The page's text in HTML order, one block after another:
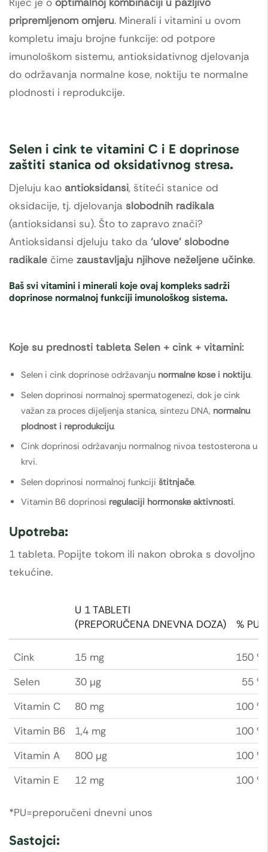
pripremljenom omjeru. Minerali i vitamini u ovom
kompletu imaju brojne funkcije: od potpore
imunološkom sistemu, antioksidativnog djelovanja
do održavanja normalne kose, noktiju te normalne
plodnosti i reprodukcije.
Selen i cink te vitamini C i E doprinose
zaštiti stanica od oksidativnog stresa.
Djeluju kao antioksidansi, štiteći stanice od
oksidacije, tj. djelovanja slobodnih radikala
(antioksidansi su). Što to zapravo znači?
Antioksidansi djeluju tako da ‘ulove’ slobodne
radikale čime zaustavljaju njihove neželjene učinke.
Baš svi vitamini i minerali koje ovaj kompleks sadrži
doprinose normalnoj funkciji imunološkog sistema.
Koje su prednosti tableta Selen + cink + vitamini:
Selen i cink doprinose održavanju normalne kose i noktiju.
Selen doprinosi normalnoj spermatogenezi, dok je cink
važan za proces dijeljenja stanica, sintezu DNA, normalnu
plodnost i reprodukciju.
Cink doprinosi održavanju normalnog nivoa testosterona u
krvi.
Selen doprinosi normalnoj funkciji štitnjače.
Vitamin B6 doprinosi regulaciji hormonske aktivnosti.
Upotreba:
1 tableta. Popijte tokom ili nakon obroka s dovoljno
tekućine.
U 1 TABLETI
(PREPORUČENA DNEVNA DOZA)
% PU*
Cink 15 mg
150 %
Selen
30 µg
55 %
Vitamin C
80 mg
100 %
Vitamin B6
1,4 mg
100 %
Vitamin A
800 µg
100 %
Vitamin E
12 mg 100 %
*PU=preporučeni dnevni unos
Sastojci: